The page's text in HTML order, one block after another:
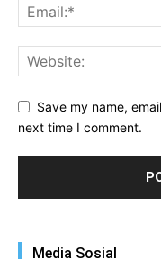
Save my name,
next time I comment.
Media Sosial